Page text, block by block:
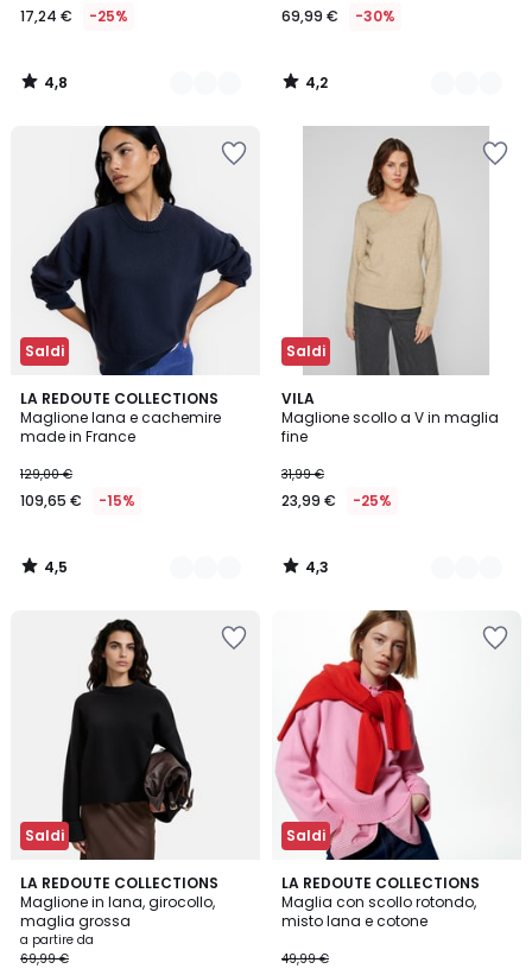
17,24 € -25%
4,8
/
69,99 € -30%
4,2
/
Saldi
LA REDOUTE COLLECTIONS
Maglione lana e cachemire
made in France
129,00 €
109,65 € -15%
4,5
/ 5
5
Colori
4,5
/
Saldi
VILA
Maglione scollo a V in maglia
fine
31,99 €
23,99 € -25%
4,3
/ 5
4
Colori
4,3
/
Saldi
LA REDOUTE COLLECTIONS
Maglione in lana, girocollo,
maglia grossa
a partire da
69,99 €
4,3
/ 5
2
Colori
Saldi
LA REDOUTE COLLECTIONS
Maglia con scollo rotondo,
misto lana e cotone
49,99 €
4,7
/ 5
3
Colori